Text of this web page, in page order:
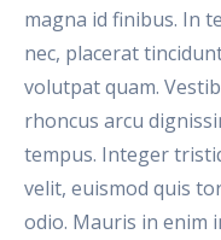
magna id finibus. In
nec, placerat
volutpat quam.
rhoncus arcu
tempus. Integer
velit, euismod quis
odio. Mauris in enim